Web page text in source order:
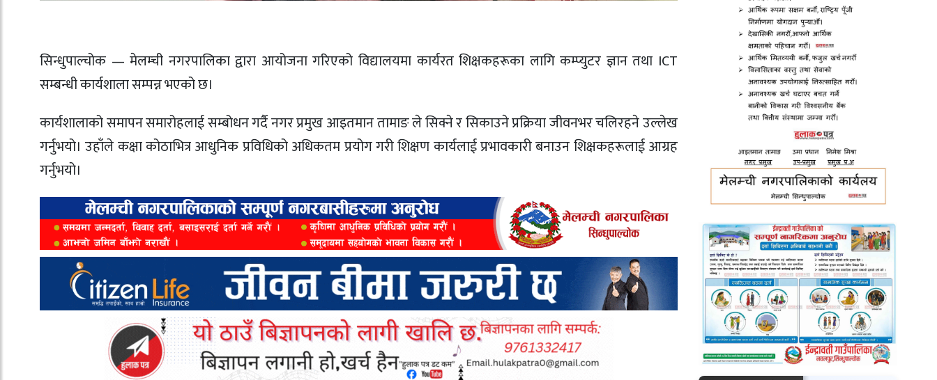
सिन्धुपाल्चोक —मेलम्ची नगरपालिकाद्वारा आयोजना गरिएको विद्यालयमा कार्यरत शिक्षकहरूका लागि कम्प्युटर ज्ञान तथा ICT
सम्बन्धी कार्यशाला सम्पन्न भएको छ।
कार्यशालाको समापन समारोहलाई सम्बोधन गर्दै नगर प्रमुखआइतमान तामाङले सिक्ने र सिकाउने प्रक्रिया जीवनभर चलिरहने उल्लेख
गर्नुभयो। उहाँले कक्षा कोठाभित्र आधुनिक प्रविधिको अधिकतम प्रयोग गरी शिक्षण कार्यलाई प्रभावकारी बनाउन शिक्षकहरूलाई आग्रह
गर्नुभयो।